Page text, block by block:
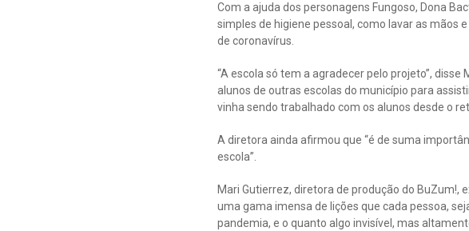
Com a ajuda dos personagens Fungoso, Dona
simples de higiene pessoal, como lavar as mãos
de coronavírus.
“A escola só tem a agradecer pelo projeto”,
alunos de outras escolas do município para
vinha sendo trabalhado com os alunos desde o
A diretora ainda afirmou que “é de suma
escola”.
Mari Gutierrez, diretora de produção do BuZum!,
uma gama imensa de lições que cada pessoa,
pandemia, e o quanto algo invisível, mas